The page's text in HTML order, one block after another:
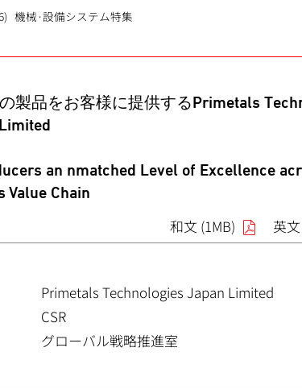
機械·設備システム特集
製品をお客様に提供するPrimetals
Limited
an nmatched Level of Excellence
Value Chain
和文 (1MB) 英
Primetals Technologies Japan Limited
CSR
グローバル戦略推進室